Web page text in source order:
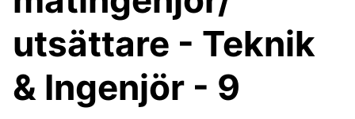
utsättare - Teknik
& Ingenjör - 9